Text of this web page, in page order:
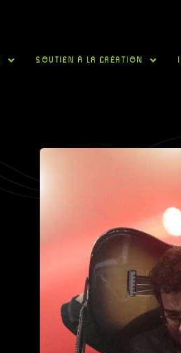
SOUTIEN À LA CRÉATION